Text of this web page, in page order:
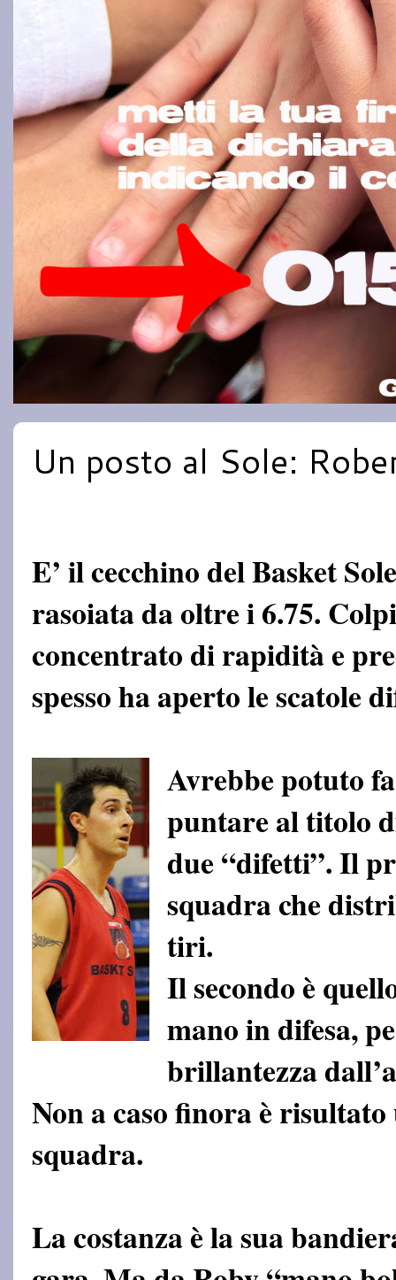
Un posto al Sole:
E’ il cecchino del Basket
rasoiata da oltre i 6.75.
concentrato di rapidità e
spesso ha aperto le scatole
Avrebbe potuto
puntare al titolo
due “difetti”. Il
squadra che
tiri.
Il secondo è
mano in difesa,
brillantezza
Non a caso finora è
squadra.
La costanza è la sua